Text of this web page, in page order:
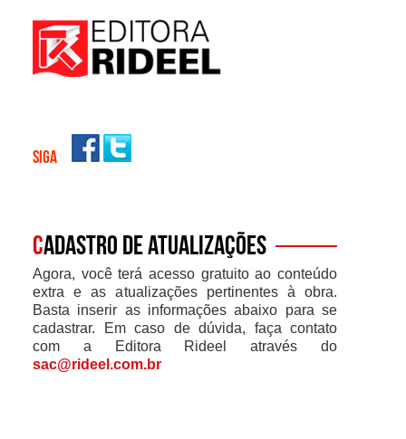
SIGA
Cadastro de atualizações
Agora, você terá acesso gratuito ao conteúdo
extra e as atualizações pertinentes à obra.
Basta inserir as informações abaixo para se
cadastrar. Em caso de dúvida, faça contato
com a Editora Rideel através do
sac@rideel.com.br